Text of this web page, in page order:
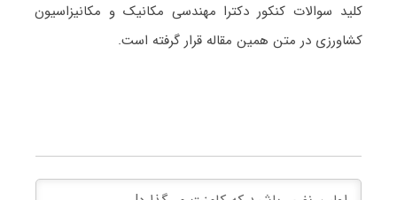
کلید سوالات کنکور دکترا مهندسی مکانیک و مکانیزاسیون
کشاورزی در متن همین مقاله قرار گرفته است.